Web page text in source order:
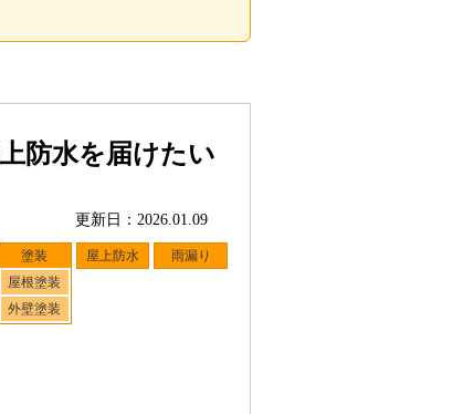
防水を届けたい
更新日：2026.01.09
塗装
屋根塗装
外壁塗装
屋上防水 雨漏り